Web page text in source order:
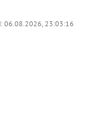
06.08.2026, 23:03:16